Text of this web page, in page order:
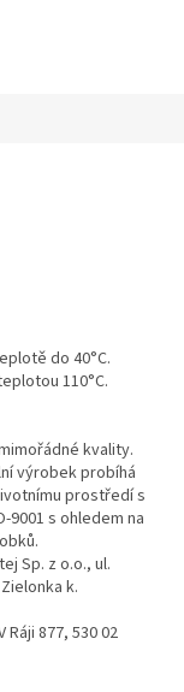
do 40°C.
110°C.
kvality.
výrobek probíhá
prostředí s
s ohledem na
Sp. z o.o., ul.
k.
877, 530 02